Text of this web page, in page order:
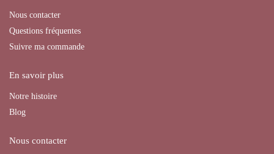
Nous contacter
Questions fréquentes
Suivre ma commande
En savoir plus
Notre histoire
Blog
Nous contacter